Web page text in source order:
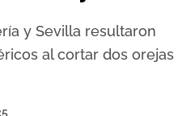
XXVI
al cortar dos orejas